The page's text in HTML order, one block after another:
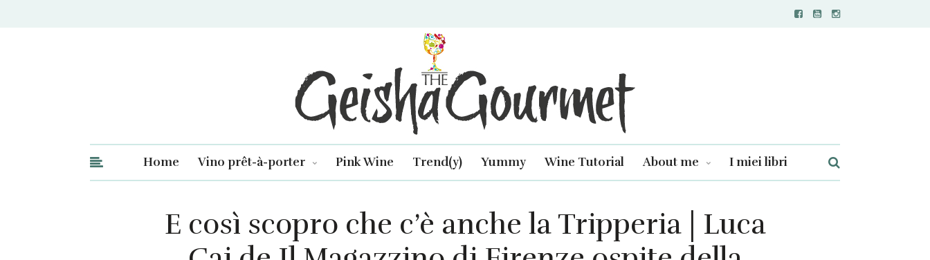
Home Vino prêt-à-porter Pink Wine Trend(y) Yummy Wine Tutorial About me I miei libri
E così scopro che c’è anche la Tripperia | Luca